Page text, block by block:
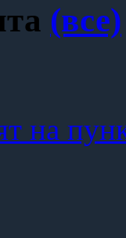
(все)
на